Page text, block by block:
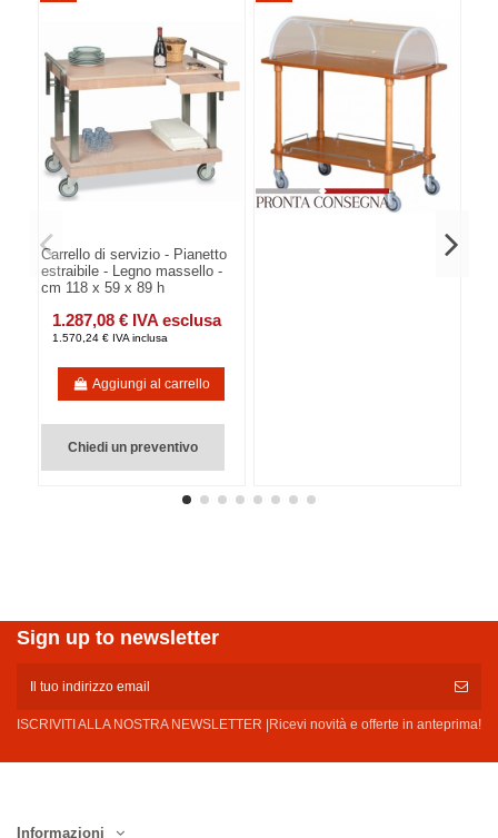
Carrello di servizio - Pianetto
estraibile - Legno massello -
cm 118 x 59 x 89 h
1.287,08 € IVA esclusa
1.570,24 € IVA inclusa
Aggiungi al carrello
Chiedi un preventivo
Sign up to newsletter
ISCRIVITI ALLA NOSTRA NEWSLETTER |Ricevi novità e offerte in anteprima!
Informazioni